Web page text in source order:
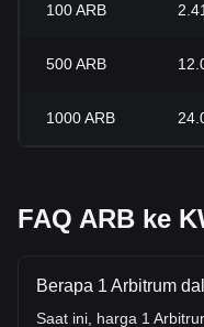
100ARB
500ARB
1000ARB
FAQ ARB ke
Berapa 1 Arbitrum
Saat ini, harga 1